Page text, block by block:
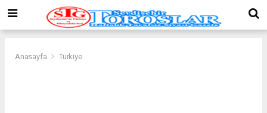
Anasayfa Türkiye